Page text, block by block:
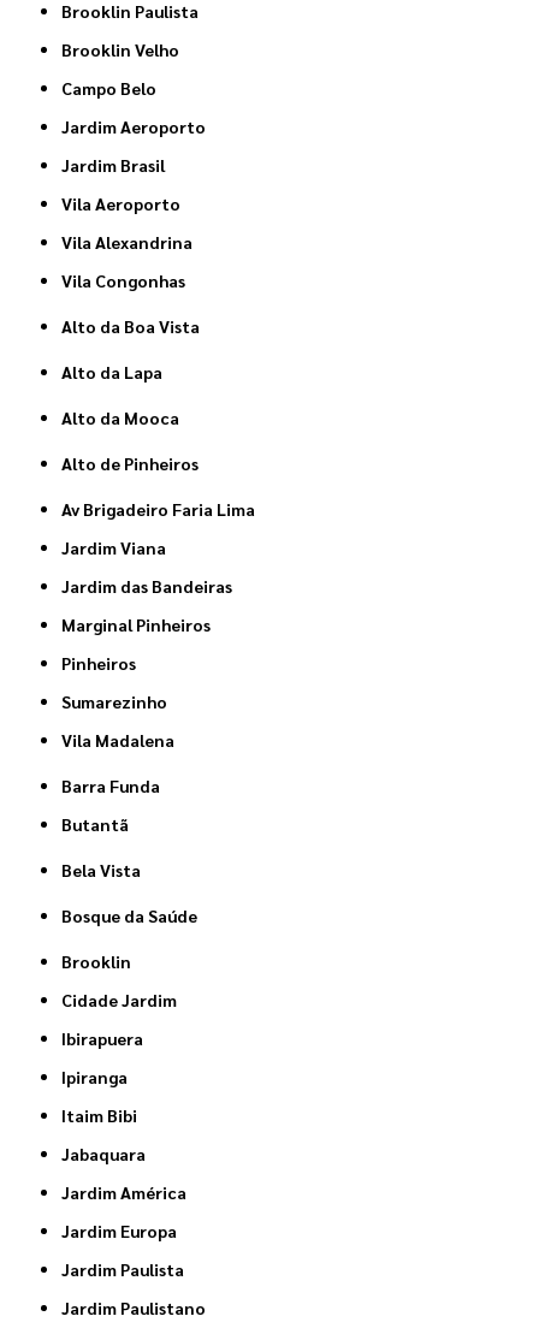
Brooklin Paulista
Brooklin Velho
Campo Belo
Jardim Aeroporto
Jardim Brasil
Vila Aeroporto
Vila Alexandrina
Vila Congonhas
Alto da Boa Vista
Alto da Lapa
Alto da Mooca
Alto de Pinheiros
Av Brigadeiro Faria Lima
Jardim Viana
Jardim das Bandeiras
Marginal Pinheiros
Pinheiros
Sumarezinho
Vila Madalena
Barra Funda
Butantã
Bela Vista
Bosque da Saúde
Brooklin
Cidade Jardim
Ibirapuera
Ipiranga
Itaim Bibi
Jabaquara
Jardim América
Jardim Europa
Jardim Paulista
Jardim Paulistano